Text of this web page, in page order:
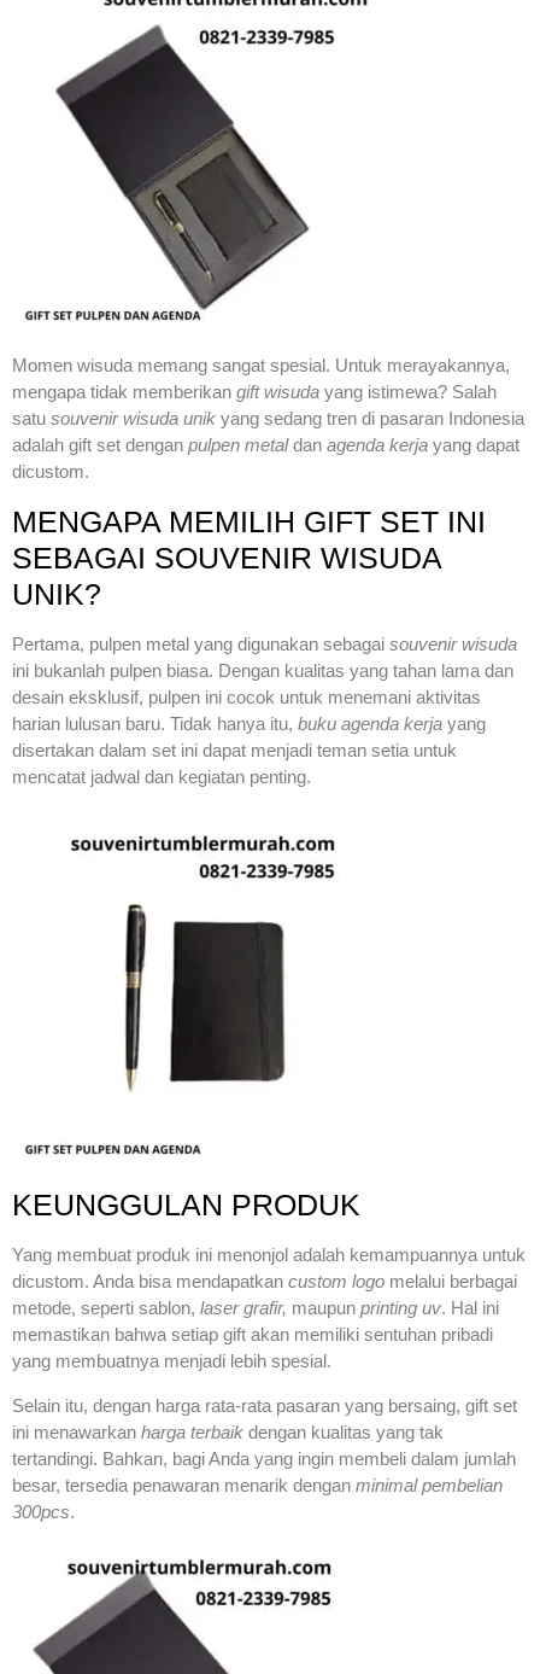
Momen wisuda memang sangat spesial. Untuk merayakannya,
mengapa tidak memberikan gift wisuda yang istimewa? Salah
satu souvenir wisuda unik yang sedang tren di pasaran Indonesia
adalah gift set dengan pulpen metaldan agenda kerja yang dapat
dicustom.
MENGAPA MEMILIH GIFT SET INI
SEBAGAI SOUVENIR WISUDA
UNIK?
Pertama, pulpen metal yang digunakan sebagai souvenir wisuda
ini bukanlah pulpen biasa. Dengan kualitas yang tahan lama dan
desain eksklusif, pulpen ini cocok untuk menemani aktivitas
harian lulusan baru. Tidak hanya itu, buku agenda kerja yang
disertakan dalam set ini dapat menjadi teman setia untuk
mencatat jadwal dan kegiatan penting.
KEUNGGULAN PRODUK
Yang membuat produk ini menonjol adalah kemampuannya untuk
dicustom. Anda bisa mendapatkan custom logo melalui berbagai
metode, seperti sablon, laser grafir, maupun printing uv. Hal ini
memastikan bahwa setiap gift akan memiliki sentuhan pribadi
yang membuatnya menjadi lebih spesial.
Selain itu, dengan harga rata-rata pasaran yang bersaing, gift set
ini menawarkan harga terbaik dengan kualitas yang tak
tertandingi. Bahkan, bagi Anda yang ingin membeli dalam jumlah
besar, tersedia penawaran menarik dengan minimal pembelian
300pcs.